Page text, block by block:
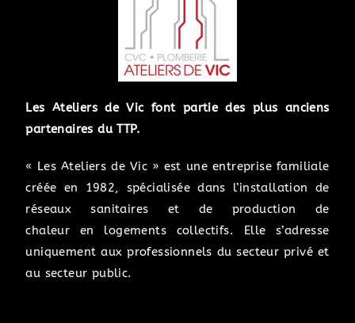
Les Ateliers de Vic font partie des plus anciens
partenaires du TTP.
« Les Ateliers de Vic » est une entreprise familiale
créée en 1982, spécialisée dans l’installation de
réseaux sanitaires et de production de
chaleur en logements collectifs. Elle s’adresse
uniquement auxprofessionnels du secteur privé et
au secteur public.